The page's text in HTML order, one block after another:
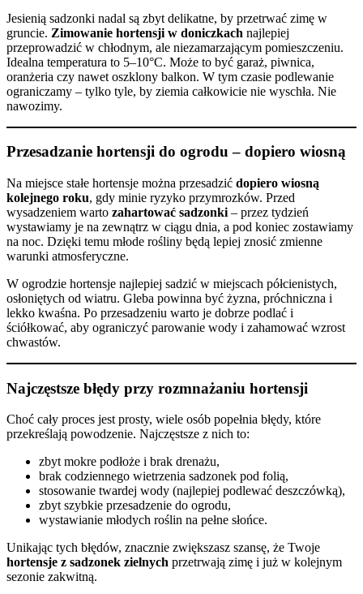
Jesienią sadzonki nadal są zbyt delikatne, by przetrwać zimę w
gruncie. Zimowanie hortensji w doniczkach najlepiej
przeprowadzić w chłodnym, ale niezamarzającym pomieszczeniu.
Idealna temperatura to 5–10°C. Może to być garaż, piwnica,
oranżeria czy nawet oszklony balkon. W tym czasie podlewanie
ograniczamy – tylko tyle, by ziemia całkowicie nie wyschła. Nie
nawozimy.
Przesadzanie hortensji do ogrodu – dopiero wiosną
Na miejsce stałe hortensje można przesadzić dopiero wiosną
kolejnego roku, gdy minie ryzyko przymrozków. Przed
wysadzeniem warto zahartować sadzonki – przez tydzień
wystawiamy je na zewnątrz w ciągu dnia, a pod koniec zostawiamy
na noc. Dzięki temu młode rośliny będą lepiej znosić zmienne
warunki atmosferyczne.
W ogrodzie hortensje najlepiej sadzić w miejscach półcienistych,
osłoniętych od wiatru. Gleba powinna być żyzna, próchniczna i
lekko kwaśna. Po przesadzeniu warto je dobrze podlać i
ściółkować, aby ograniczyć parowanie wody i zahamować wzrost
chwastów.
Najczęstsze błędy przy rozmnażaniu hortensji
Choć cały proces jest prosty, wiele osób popełnia błędy, które
przekreślają powodzenie. Najczęstsze z nich to:
zbyt mokre podłoże i brak drenażu,
brak codziennego wietrzenia sadzonek pod folią,
stosowanie twardej wody (najlepiej podlewać deszczówką),
zbyt szybkie przesadzenie do ogrodu,
wystawianie młodych roślin na pełne słońce.
Unikając tych błędów, znacznie zwiększasz szansę, że Twoje
hortensje z sadzonek zielnych przetrwają zimę i już w kolejnym
sezonie zakwitną.